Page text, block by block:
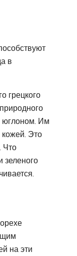
в
грецкого
юглоном. Им
Это
Что
зеленого
на эти